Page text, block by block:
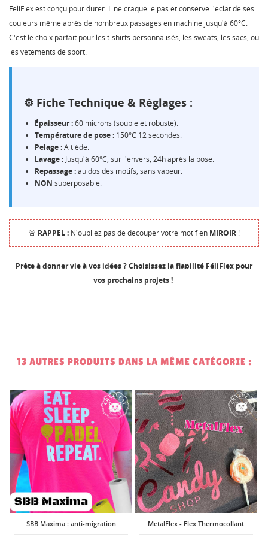
FéliFlex est conçu pour durer. Il ne craquelle pas et conserve l'éclat de ses
couleurs même après de nombreux passages en machine jusqu'à 60°C.
C'est le choix parfait pour les t-shirts personnalisés, les sweats, les sacs, ou
les vêtements de sport.
⚙️ Fiche Technique & Réglages :
Épaisseur :60 microns (souple et robuste).
Température de pose : 150°C 12 secondes.
Pelage :À tiède.
Lavage : Jusqu'à 60°C, sur l'envers, 24h après la pose.
Repassage :au dos des motifs, sans vapeur.
NON superposable.
🚨 RAPPEL :N'oubliez pas de découper votre motif en MIROIR!
Prête à donner vie à vos idées ? Choisissez la fiabilité FéliFlex pour
vos prochains projets !
13 AUTRES PRODUITS DANS LA MÊME CATÉGORIE :
SBB Maxima : anti-migration MetalFlex - Flex Thermocollant
MES LISTES
NOM DE LA LISTE D'ENVIES
Annuler Créer une liste d'envies
CONNEXION
Vous devez être connecté pour ajouter des produits à
votre liste d'envies.